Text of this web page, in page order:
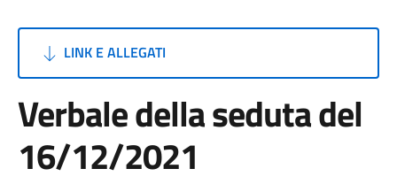
LINK E ALLEGATI
Verbale della seduta del
16/12/2021